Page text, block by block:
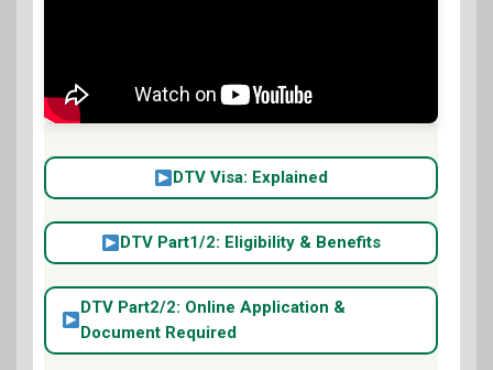
DTV Visa: Explained
DTV Part1/2: Eligibility & Benefits
DTV Part2/2: Online Application &
Document Required